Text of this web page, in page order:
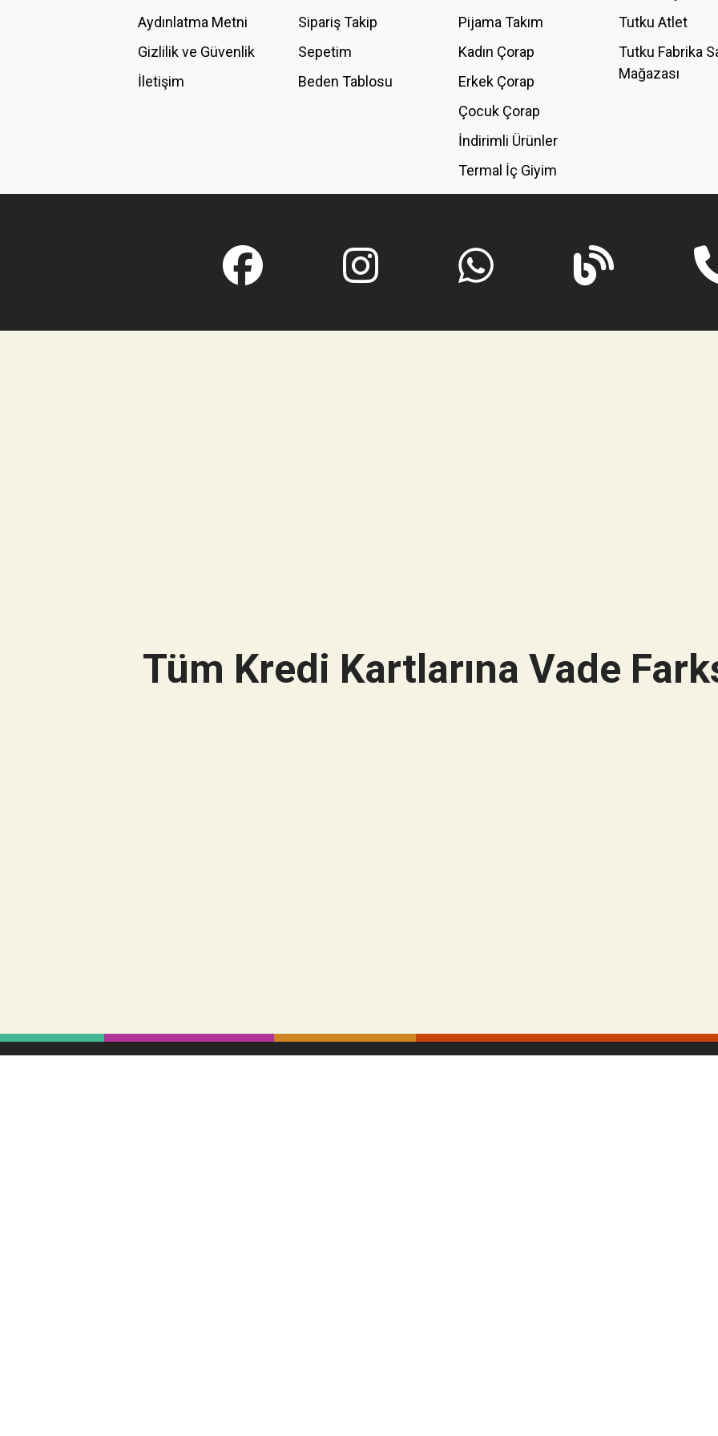
Aydınlatma Metni
Gizlilik ve Güvenlik
İletişim
Sipariş Takip
Sepetim
Beden Tablosu
Pijama Takım
Kadın Çorap
Erkek Çorap
Çocuk Çorap
İndirimli Ürünler
Termal İç Giyim
Tutku Atlet
Tutku Fabrika
Mağazası
Tüm Kredi Kartlarına Vade